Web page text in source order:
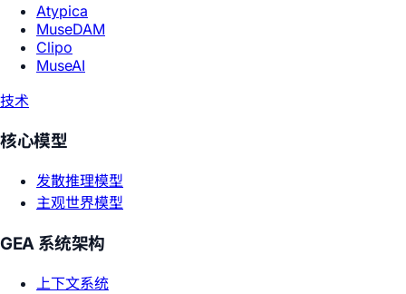
Atypica
MuseDAM
Clipo
MuseAI
技术
核心模型
发散推理模型
主观世界模型
GEA 系统架构
上下文系统